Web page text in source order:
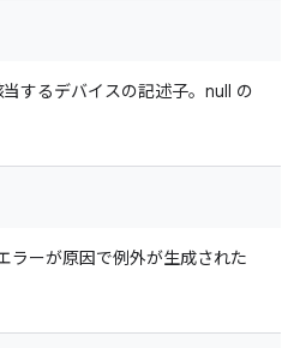
当するデバイスの記述子。null の
ラーが原因で例外が生成された